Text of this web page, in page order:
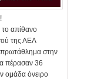
απίθανο
της ΑΕΛ
πρωτάθλημα στην
πέρασαν 36
ομάδα όνειρο